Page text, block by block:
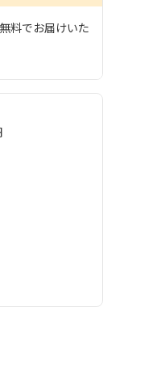
料でお届けいた